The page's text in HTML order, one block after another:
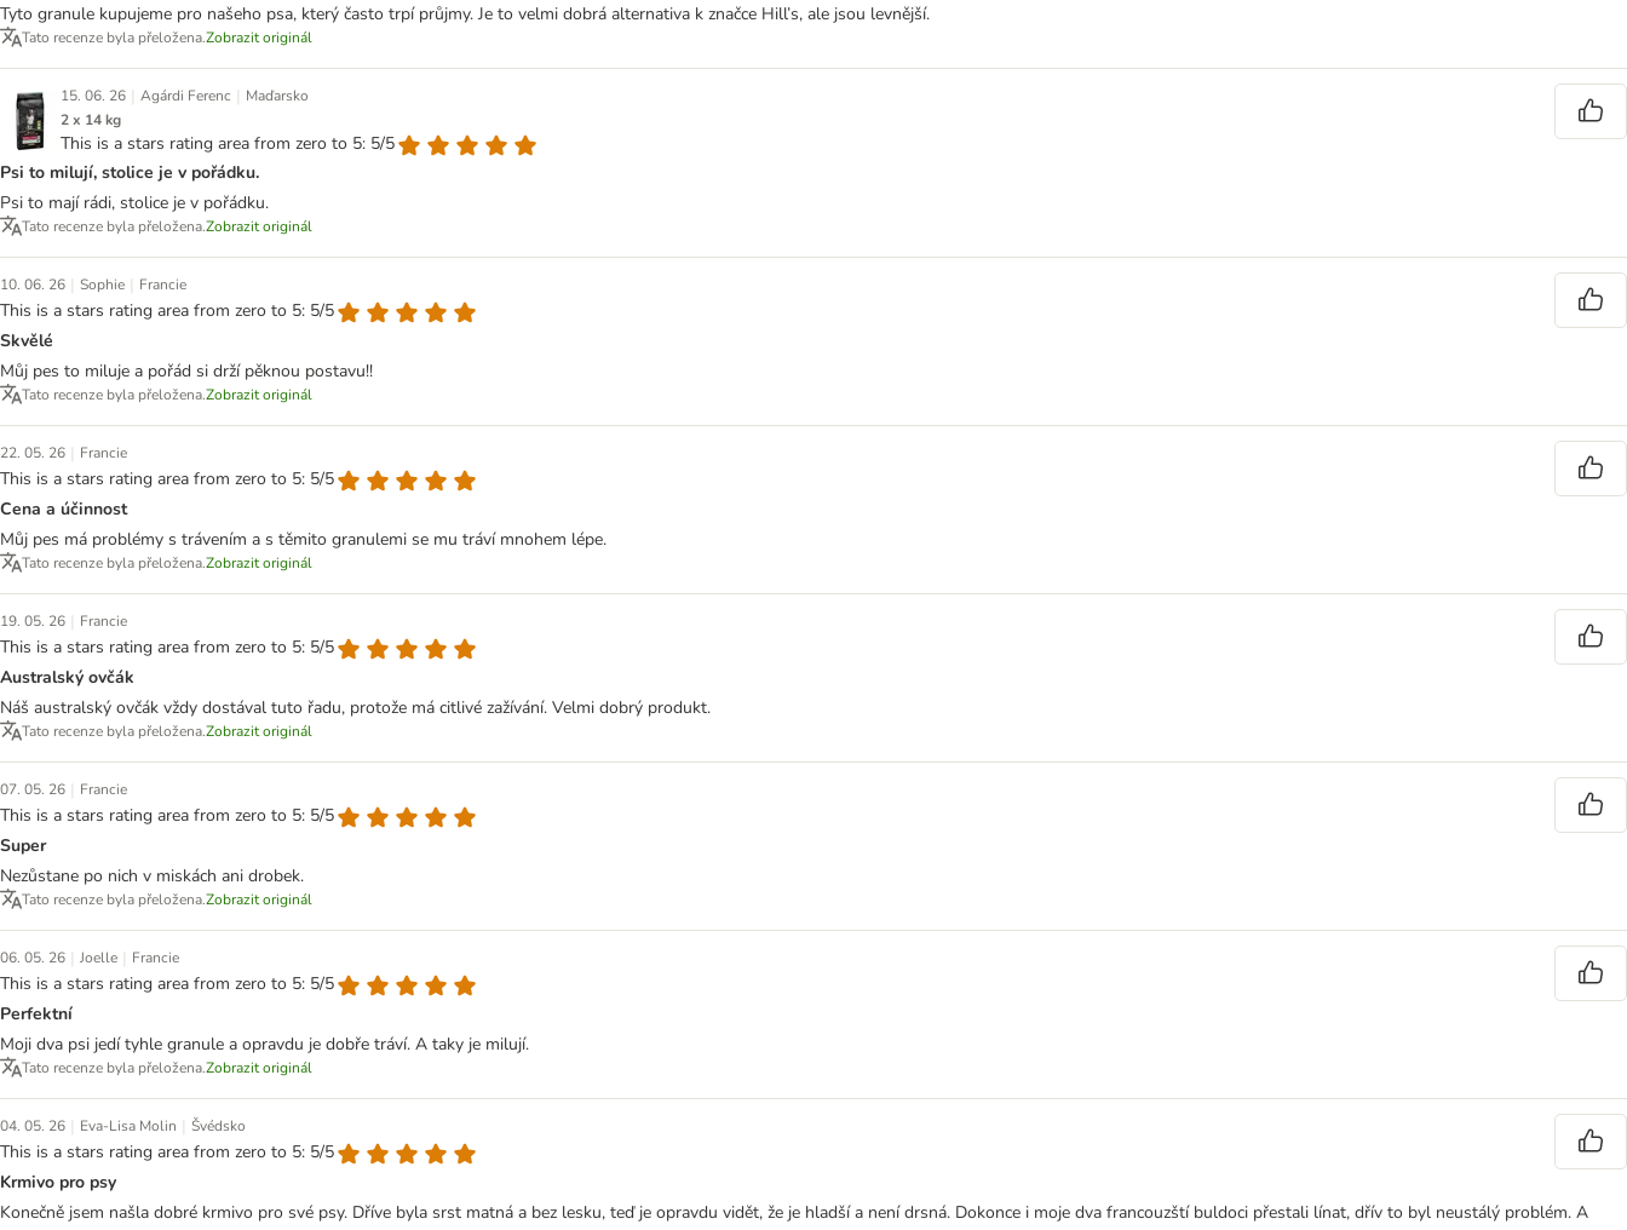
Tyto granule kupujeme pro našeho psa, který často trpí průjmy. Je to velmi dobrá alternativa k značce Hill’s, ale jsou levnější.
Tato recenze byla přeložena.Zobrazit originál
15. 06. 26 | Agárdi Ferenc | Maďarsko
2 x 14 kg
This is a stars rating area from zero to 5: 5/5
Psi to milují, stolice je v pořádku.
Psi to mají rádi, stolice je v pořádku.
Tato recenze byla přeložena.Zobrazit originál
10. 06. 26 | Sophie | Francie
This is a stars rating area from zero to 5: 5/5
Skvělé
Můj pes to miluje a pořád si drží pěknou postavu!!
Tato recenze byla přeložena.Zobrazit originál
22. 05. 26 | Francie
This is a stars rating area from zero to 5: 5/5
Cena a účinnost
Můj pes má problémy s trávením a s těmito granulemi se mu tráví mnohem lépe.
Tato recenze byla přeložena.Zobrazit originál
19. 05. 26 | Francie
This is a stars rating area from zero to 5: 5/5
Australský ovčák
Náš australský ovčák vždy dostával tuto řadu, protože má citlivé zažívání. Velmi dobrý produkt.
Tato recenze byla přeložena.Zobrazit originál
07. 05. 26 | Francie
This is a stars rating area from zero to 5: 5/5
Super
Nezůstane po nich v miskách ani drobek.
Tato recenze byla přeložena.Zobrazit originál
06. 05. 26 | Joelle | Francie
This is a stars rating area from zero to 5: 5/5
Perfektní
Moji dva psi jedí tyhle granule a opravdu je dobře tráví. A taky je milují.
Tato recenze byla přeložena.Zobrazit originál
04. 05. 26 | Eva-Lisa Molin | Švédsko
This is a stars rating area from zero to 5: 5/5
Krmivo pro psy
Konečně jsem našla dobré krmivo pro své psy. Dříve byla srst matná a bez lesku, teď je opravdu vidět, že je hladší a není drsná. Dokonce i moje dva francouzští buldoci přestali línat, dřív to byl neustálý problém. A